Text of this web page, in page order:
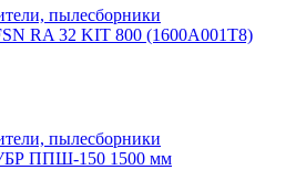
пылесборники
RA 32 KIT 800 (1600A001T8)
пылесборники
ППШ-150 1500 мм